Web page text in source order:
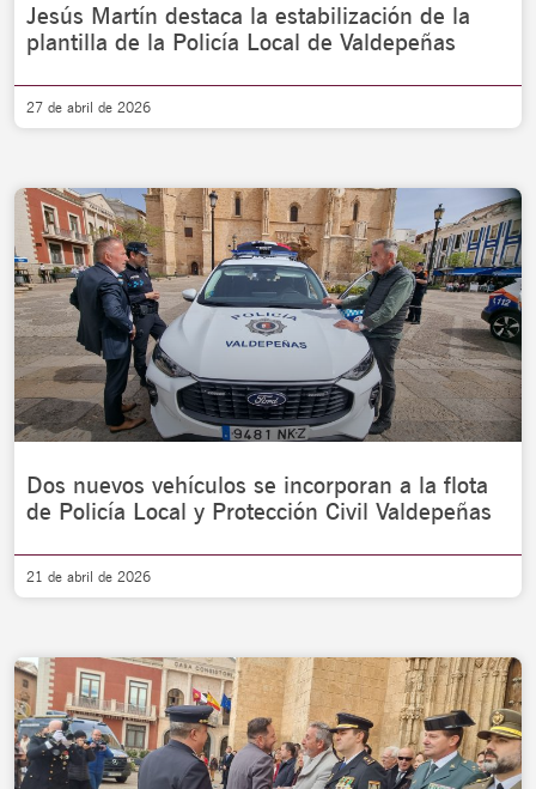
Jesús Martín destaca la estabilización de la
plantilla de la Policía Local de Valdepeñas
27 de abril de 2026
Dos nuevos vehículos se incorporan a la flota
de Policía Local y Protección Civil Valdepeñas
21 de abril de 2026